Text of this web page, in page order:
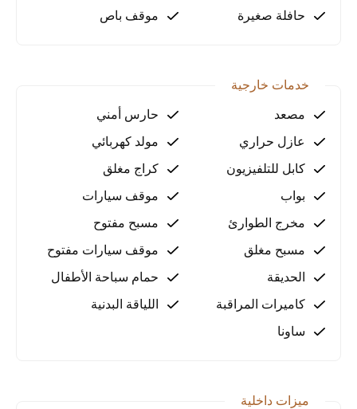
لضمان الراحة في جميع فصول السنة.
من الفخامة.
اكتشف عالمًا جديدًا مع MONA Venice
مجمع MONA Venice ليس مجرد مجمع سكني، بل هو
بداية جديدة لحياة مليئة بالراحة والفرح. انضم إلينا واتخذ
تاريخ بدء البناء: فبراير 2025
تاريخ الانتهاء من البناء: يناير 2027
حافلة صغيرة
موقف باص
خدمات خارجية
مصعد
حارس أمني
عازل حراري
مولد كهربائي
كابل للتلفيزيون
كراج مغلق
بواب
موقف سيارات
مخرج الطوارئ
مسبح مفتوح
مسبح مغلق
موقف سيارات مفتوح
الحديقة
حمام سباحة الأطفال
كاميرات المراقبة
اللياقة البدنية
ساونا
ميزات داخلية